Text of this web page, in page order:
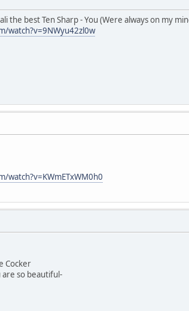
the best Ten Sharp - You (Were always on my
watch?v=9NWyu42zl0w
watch?v=KWmETxWM0h0